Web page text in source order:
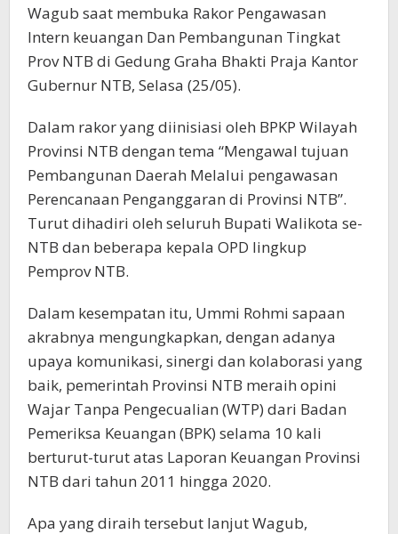
Wagub saat membuka Rakor Pengawasan
Intern keuangan Dan Pembangunan Tingkat
Prov NTB di Gedung Graha Bhakti Praja Kantor
Gubernur NTB, Selasa (25/05).
Dalam rakor yang diinisiasi oleh BPKP Wilayah
Provinsi NTB dengan tema “Mengawal tujuan
Pembangunan Daerah Melalui pengawasan
Perencanaan Penganggaran di Provinsi NTB”.
Turut dihadiri oleh seluruh Bupati Walikota se-
NTB dan beberapa kepala OPD lingkup
Pemprov NTB.
Dalam kesempatan itu, Ummi Rohmi sapaan
akrabnya mengungkapkan, dengan adanya
upaya komunikasi, sinergi dan kolaborasi yang
baik, pemerintah Provinsi NTB meraih opini
Wajar Tanpa Pengecualian (WTP) dari Badan
Pemeriksa Keuangan (BPK) selama 10 kali
berturut-turut atas Laporan Keuangan Provinsi
NTB dari tahun 2011 hingga 2020.
Apa yang diraih tersebut lanjut Wagub,